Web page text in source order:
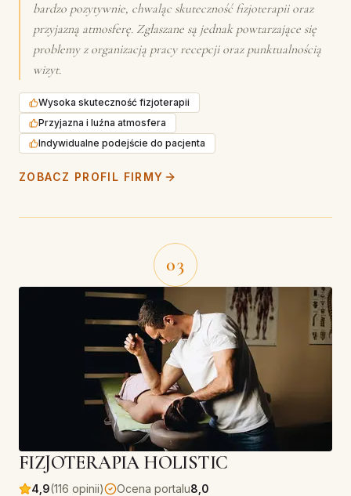
bardzo pozytywnie, chwaląc skuteczność fizjoterapii oraz
przyjazną atmosferę. Zgłaszane są jednak powtarzające się
problemy z organizacją pracy recepcji oraz punktualnością
wizyt.
Wysoka skuteczność fizjoterapii
Przyjazna i luźna atmosfera
Indywidualne podejście do pacjenta
ZOBACZ PROFIL FIRMY
03
FIZJOTERAPIA HOLISTIC
4,9(116 opinii) Ocena portalu8,0